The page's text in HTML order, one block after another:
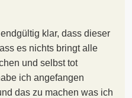
klar, dass dieser
es nichts bringt alle
und selbst tot
ich angefangen
das zu machen was ich